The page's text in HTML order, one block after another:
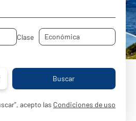
Clase
Buscar
acepto las Condiciones de uso